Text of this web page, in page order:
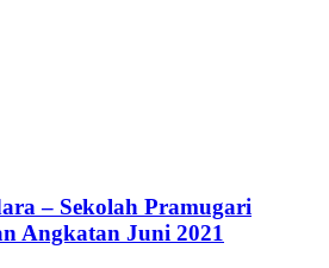
– Sekolah Pramugari
Angkatan Juni 2021